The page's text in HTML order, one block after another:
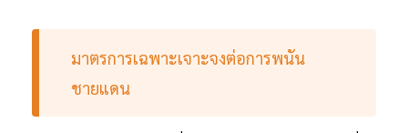
มาตรการเฉพาะเจาะจงต่อการพนัน
ชายแดน